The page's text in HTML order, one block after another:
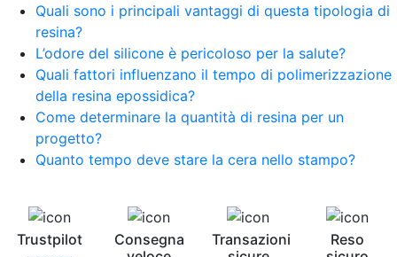
Quali sono i principali vantaggi di questa tipologia di
resina?
L’odore del silicone è pericoloso per la salute?
Quali fattori influenzano il tempo di polimerizzazione
della resina epossidica?
Come determinare la quantità di resina per un
progetto?
Quanto tempo deve stare la cera nello stampo?
Trustpilot
Consegna
Transazioni
Reso